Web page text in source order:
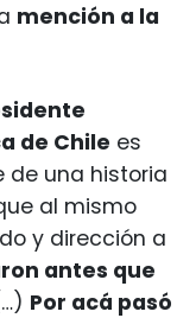
mención a la
de Chile es
de una historia
al mismo
y dirección a
antes que
Por acá pasó